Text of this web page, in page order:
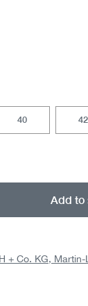
40 42
EnterAdd to
+ Co. KG,